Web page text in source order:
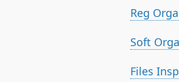
Reg
Soft
Files